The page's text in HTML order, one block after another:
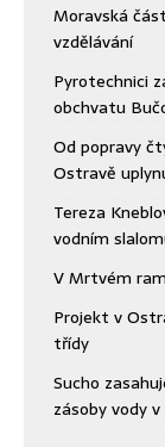
Moravská
vzdělávání
Pyrotechnici
obchvatu
Od popravy
Ostravě
Tereza
vodním
V Mrtvém
Projekt v
třídy
Sucho
zásoby vody